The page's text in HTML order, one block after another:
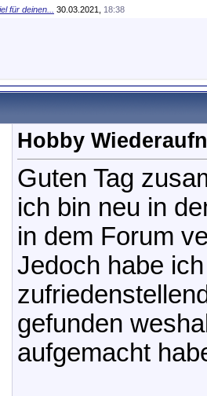
für deinen... 30.03.2021, 18:38
Hobby
Guten Tag
ich bin neu in
in dem Forum
Jedoch habe
gefunden
aufgemacht